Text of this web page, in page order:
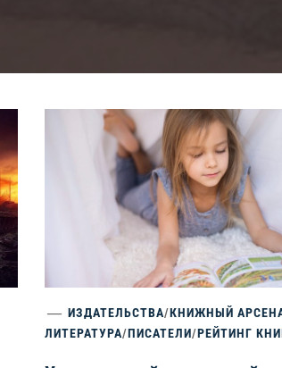
ИЗДАТЕЛЬСТВА/КНИЖНЫЙ
ЛИТЕРАТУРА/ПИСАТЕЛИ/РЕЙТИНГ